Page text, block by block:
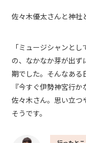
佐々木優太さんと神社
「ミュージシャンと
の、なかなか芽が出ず
期でした。そんなある
『今すぐ伊勢神宮行
佐々木さん。思い立つ
そうです。